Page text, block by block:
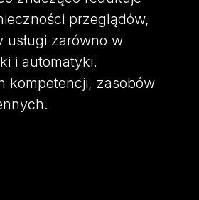
przeglądów,
zarówno w
i automatyki.
kompetencji, zasobów